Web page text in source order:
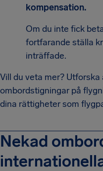
kompensation.
Om du inte fick
fortfarande ställa
inträffade.
Vill du veta mer?
ombordstigningar på
dina rättigheter som
Nekad